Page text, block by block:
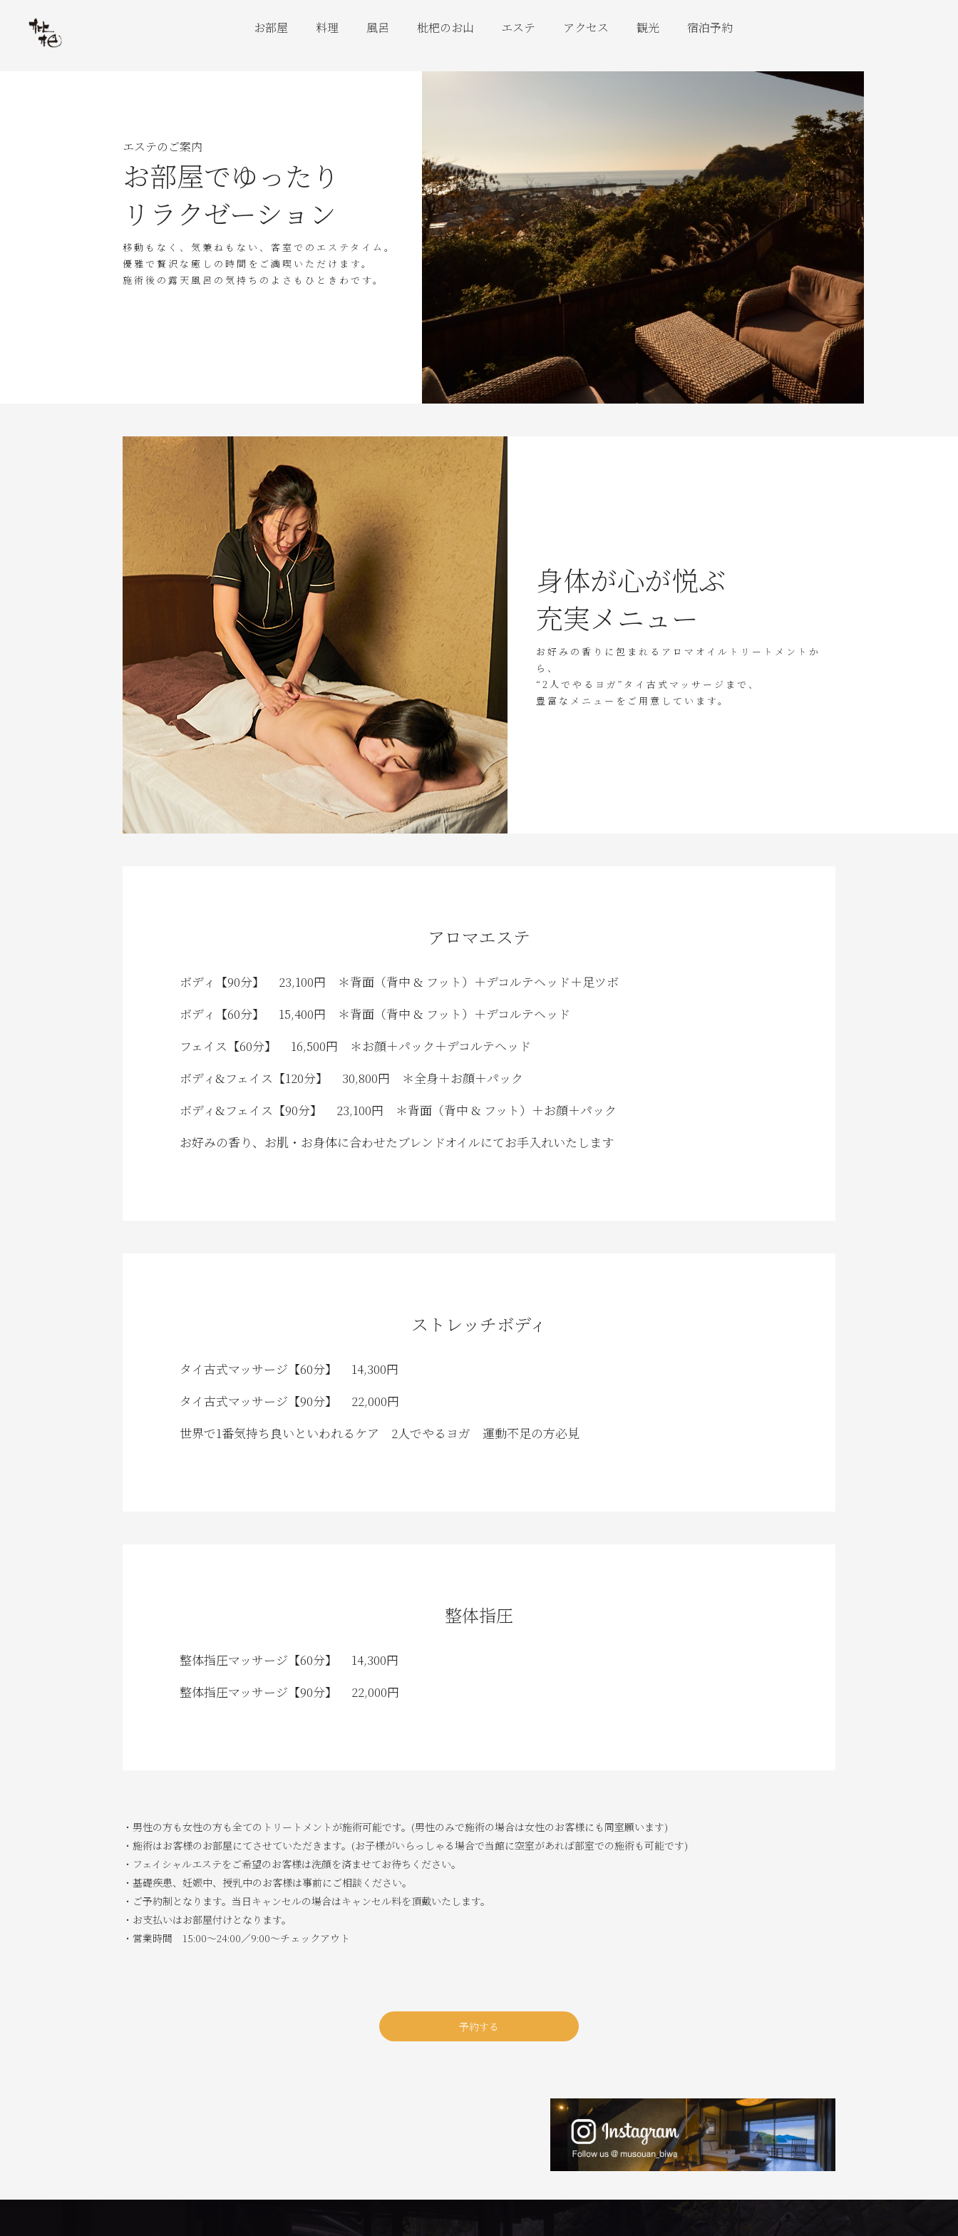
お部屋 料理 風呂 枇杷のお山 エステ アクセス 観光 宿泊予約
エステのご案内
お部屋でゆったり
リラクゼーション
移動もなく、気兼ねもない、客室でのエステタイム。
優雅で贅沢な癒しの時間をご満喫いただけます。
施術後の露天風呂の気持ちのよさもひときわです。
身体が心が悦ぶ
充実メニュー
お好みの香りに包まれるアロマオイルトリートメントか
ら、
“2人でやるヨガ”タイ古式マッサージまで、
豊富なメニューをご用意しています。
アロマエステ
ボディ【90分】
23,100円 ＊背面（背中 & フット）＋デコルテヘッド＋足ツボ
ボディ【60分】
15,400円 ＊背面（背中 & フット）＋デコルテヘッド
フェイス【60分】
16,500円 ＊お顔＋パック＋デコルテヘッド
ボディ&フェイス【120分】
30,800円 ＊全身＋お顔＋パック
ボディ&フェイス【90分】
23,100円 ＊背面（背中 & フット）＋お顔＋パック
お好みの香り、お肌・お身体に合わせたブレンドオイルにてお手入れいたします
ストレッチボディ
タイ古式マッサージ【60分】
14,300円
タイ古式マッサージ【90分】
22,000円
世界で1番気持ち良いといわれるケア 2人でやるヨガ 運動不足の方必見
整体指圧
整体指圧マッサージ【60分】
14,300円
整体指圧マッサージ【90分】
22,000円
・男性の方も女性の方も全てのトリートメントが施術可能です。(男性のみで施術の場合は女性のお客様にも同室願います)
・施術はお客様のお部屋にてさせていただきます。(お子様がいらっしゃる場合で当館に空室があれば部室での施術も可能です)
・フェイシャルエステをご希望のお客様は洗顔を済ませてお待ちください。
・基礎疾患、妊娠中、授乳中のお客様は事前にご相談ください。
・ご予約制となります。当日キャンセルの場合はキャンセル料を頂戴いたします。
・お支払いはお部屋付けとなります。
・営業時間 15:00～24:00／9:00～チェックアウト
予約する